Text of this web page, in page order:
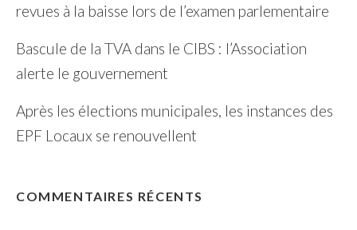
revues à la baisse lors de l’examen parlementaire
Bascule de la TVA dans le CIBS : l’Association
alerte le gouvernement
Après les élections municipales, les instances des
EPF Locaux se renouvellent
COMMENTAIRES RÉCENTS